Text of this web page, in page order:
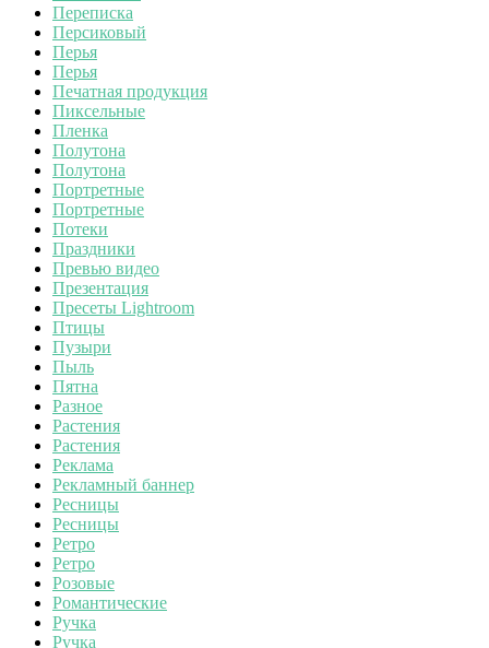
Переписка
Персиковый
Перья
Перья
Печатная продукция
Пиксельные
Пленка
Полутона
Полутона
Портретные
Портретные
Потеки
Праздники
Превью видео
Презентация
Пресеты Lightroom
Птицы
Пузыри
Пыль
Пятна
Разное
Растения
Растения
Реклама
Рекламный баннер
Ресницы
Ресницы
Ретро
Ретро
Розовые
Романтические
Ручка
Ручка